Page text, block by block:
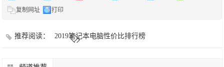
复制网址
打印
推荐阅读： 2019笔记本电脑性价比排行榜